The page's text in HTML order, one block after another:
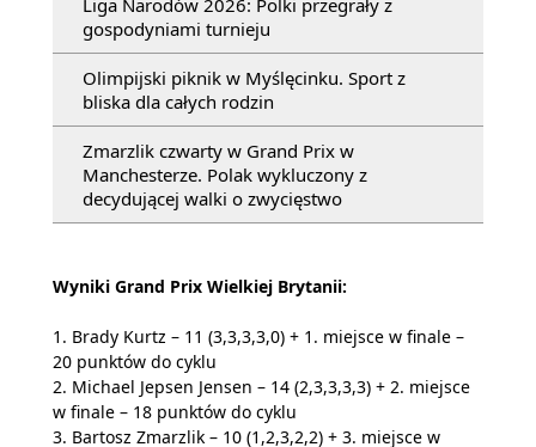
Liga Narodów 2026: Polki przegrały z
gospodyniami turnieju
Olimpijski piknik w Myślęcinku. Sport z
bliska dla całych rodzin
Zmarzlik czwarty w Grand Prix w
Manchesterze. Polak wykluczony z
decydującej walki o zwycięstwo
Wyniki Grand Prix Wielkiej Brytanii:
1. Brady Kurtz – 11 (3,3,3,3,0) + 1. miejsce w finale –
20 punktów do cyklu
2. Michael Jepsen Jensen – 14 (2,3,3,3,3) + 2. miejsce
w finale – 18 punktów do cyklu
3. Bartosz Zmarzlik – 10 (1,2,3,2,2) + 3. miejsce w